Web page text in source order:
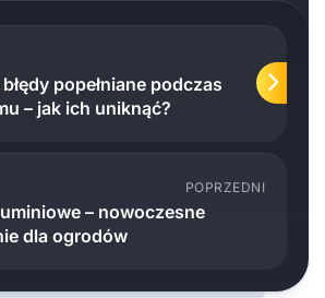
popełniane podczas
– jak ich uniknąć?
POPRZEDNI
– nowoczesne
dla ogrodów